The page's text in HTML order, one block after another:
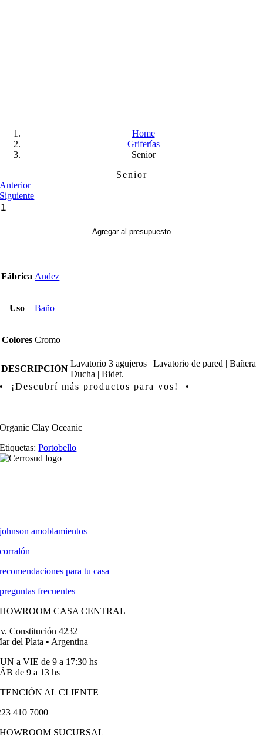
Home
Griferías
Senior
Senior
Anterior
Siguiente
Agregar al presupuesto
Fábrica Andez
Uso Baño
Colores Cromo
DESCRIPCIÓN
Lavatorio 3 agujeros | Lavatorio de pared | Bañera |
Ducha | Bidet.
• ¡Descubrí más productos para vos! •
Organic Clay Oceanic
Etiquetas:Portobello
johnson amoblamientos
corralón
recomendaciones para tu casa
preguntas frecuentes
CASA CENTRAL
Constitución 4232
del Plata • Argentina
a VIE de 9 a 17:30 hs
de 9 a 13 hs
AL CLIENTE
410 7000
SUCURSAL